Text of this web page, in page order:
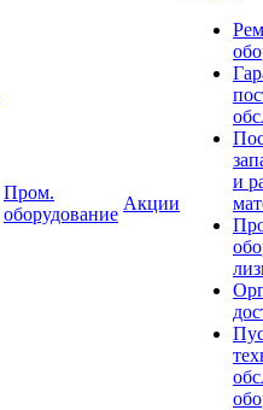
Пром.
оборудование
Акции
и